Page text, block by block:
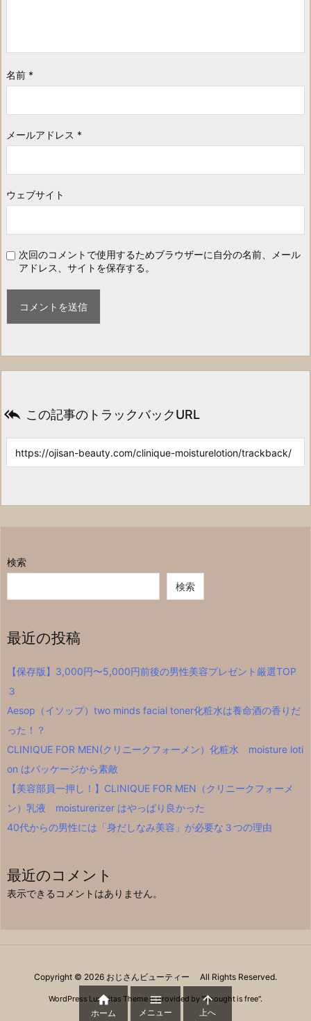
名前 *
メールアドレス *
ウェブサイト
次回のコメントで使用するためブラウザーに自分の名前、メール
アドレス、サイトを保存する。
 この記事のトラックバックURL
検索
検索
最近の投稿
【保存版】3,000円〜5,000円前後の男性美容プレゼント厳選TOP
３
Aesop（イソップ）two minds facial toner化粧水は養命酒の香りだ
った！？
CLINIQUE FOR MEN(クリニークフォーメン）化粧水 moisture loti
on はパッケージから素敵
【美容部員一押し！】CLINIQUE FOR MEN（クリニークフォーメ
ン）乳液 moisturerizer はやっぱり良かった
40代からの男性には「身だしなみ美容」が必要な３つの理由
最近のコメント
表示できるコメントはありません。
Copyright © 2026 おじさんビューティー All Rights Reserved.
WordPress Luxeritas Theme is provided by "Thought is free".

ホーム

メニュー

上へ